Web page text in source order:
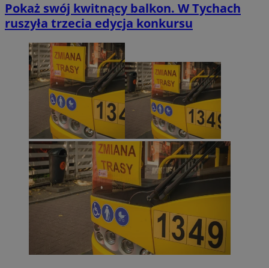
Pokaż swój kwitnący balkon. W Tychach
ruszyła trzecia edycja konkursu